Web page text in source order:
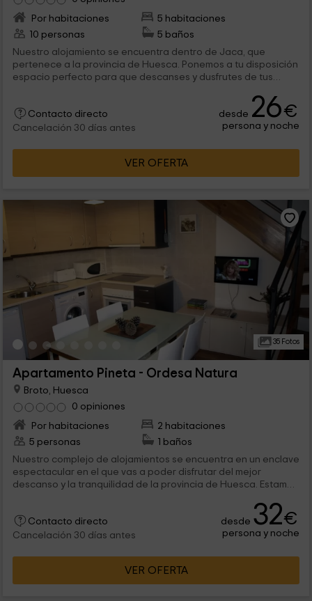
Por habitaciones
5 habitaciones
10 personas
5 baños
Nuestro alojamiento se encuentra dentro de Jaca, que
pertenece a la provincia de Huesca. Ponemos a tu disposición
espacio perfecto para que descanses y dusfrutes de tus
para que disfrutes al máximo de un óptimo descanso, con
estancias completas en las que se incluye el baño. Además,
tenemos un restaurante y un bar-
Contacto directo
Cancelación 30 días antes
desde 26€
persona y noche
VER OFERTA
35 Fotos
Apartamento Pineta - Ordesa Natura
Broto, Huesca
0 opiniones
Por habitaciones
2 habitaciones
5 personas
1 baños
Nuestro complejo de alojamientos se encuentra en un enclave
espectacular en el que vas a poder disfrutar del mejor
descanso y la tranquilidad de la provincia de Huesca. Estamos
Contacto directo
Cancelación 30 días antes
desde 32€
persona y noche
VER OFERTA